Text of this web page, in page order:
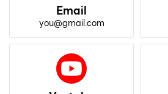
Email
you@gmail.com